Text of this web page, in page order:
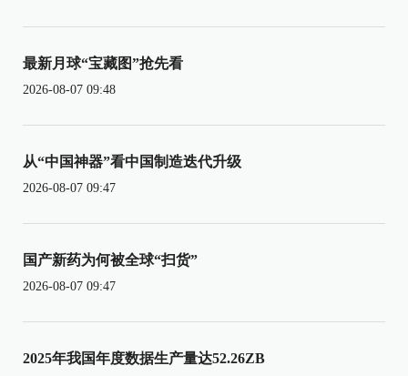
最新月球“宝藏图”抢先看
2026-08-07 09:48
从“中国神器”看中国制造迭代升级
2026-08-07 09:47
国产新药为何被全球“扫货”
2026-08-07 09:47
2025年我国年度数据生产量达52.26ZB